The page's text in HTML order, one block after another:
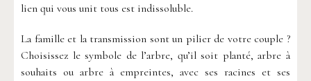
lien qui vous unit tous est indissoluble.
La famille et la transmission sont un pilier de votre couple ?
Choisissez le symbole de l’arbre, qu’il soit planté, arbre à
souhaits ou arbre à empreintes, avec ses racines et ses